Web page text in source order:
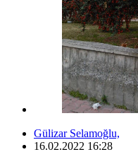
Gülizar Selamoğlu,
16.02.2022 16:28